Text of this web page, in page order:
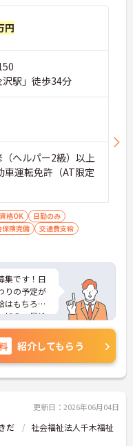
円
駅」徒歩34分
ヘルパー2級）以上
運転免許（AT限定
格OK
日勤のみ
保険完備
交通費支給
集です！日
りの予定が
はもちろ
加え、昇給
もばっち
ます♪ご興
すので、お
紹介してもらう
更新日：2026年06月04日
だ
社会福祉法人千木福祉